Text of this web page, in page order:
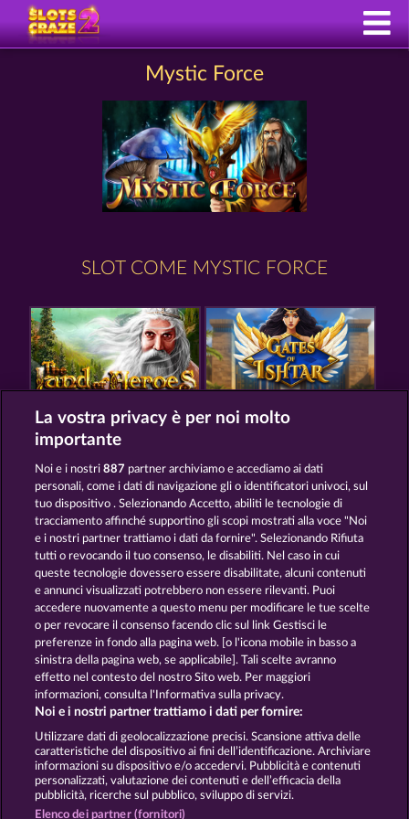
Mystic Force
SLOT COME MYSTIC FORCE
THE LAND OF HEROES GATES OF ISHTAR
CREATURES OF THE NIGHT
Termini e condizioni
Informativa sulla privacy Note legali
Società FAQ Facebook
Invia richiesta di recesso
La vostra privacy è per noi molto
importante
Noi e i nostri887 partner archiviamo e accediamo ai dati
personali, come i dati di navigazione gli o identificatori univoci, sul
tuo dispositivo . Selezionando Accetto, abiliti le tecnologie di
tracciamento affinché supportino gli scopi mostrati alla voce "Noi
e i nostri partner trattiamo i dati da fornire". Selezionando Rifiuta
tutti o revocando il tuo consenso, le disabiliti. Nel caso in cui
queste tecnologie dovessero essere disabilitate, alcuni contenuti
e annunci visualizzati potrebbero non essere rilevanti. Puoi
accedere nuovamente a questo menu per modificare le tue scelte
o per revocare il consenso facendo clic sul link Gestisci le
preferenze in fondo alla pagina web. [o l'icona mobile in basso a
sinistra della pagina web, se applicabile]. Tali scelte avranno
effetto nel contesto del nostro Sito web. Per maggiori
informazioni, consulta l'Informativa sulla privacy.
Noi e i nostri partner trattiamo i dati per fornire:
Utilizzare dati di geolocalizzazione precisi. Scansione attiva delle
caratteristiche del dispositivo ai fini dell’identificazione. Archiviare
informazioni su dispositivo e/o accedervi. Pubblicità e contenuti
personalizzati, valutazione dei contenuti e dell’efficacia della
pubblicità, ricerche sul pubblico, sviluppo di servizi.
Elenco dei partner (fornitori)